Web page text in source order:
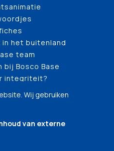
het buitenland
team
bij Bosco Base
integriteit?
Wij gebruiken
van externe